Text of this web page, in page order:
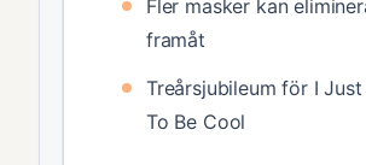
Fler masker kan
framåt
Treårsjubileum för I Just
To Be Cool